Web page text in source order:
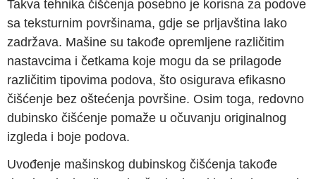
Takva tehnika čišćenja posebno je korisna za podove
sa teksturnim površinama, gdje se prljavština lako
zadržava. Mašine su takođe opremljene različitim
nastavcima i četkama koje mogu da se prilagode
različitim tipovima podova, što osigurava efikasno
čišćenje bez oštećenja površine. Osim toga, redovno
dubinsko čišćenje pomaže u očuvanju originalnog
izgleda i boje podova.
Uvođenje mašinskog dubinskog čišćenja takođe